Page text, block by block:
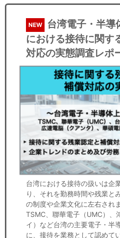
NEW
台湾電子・半導
における接待に関す
対応の実態調査レポ
台湾における接待の扱いは企
り、それを勤務時間や残業と
の制度や企業文化に左右され
TSMC、聯華電子（UMC）、
イ）など台湾の主要電子・半
に、接待を業務として認めて